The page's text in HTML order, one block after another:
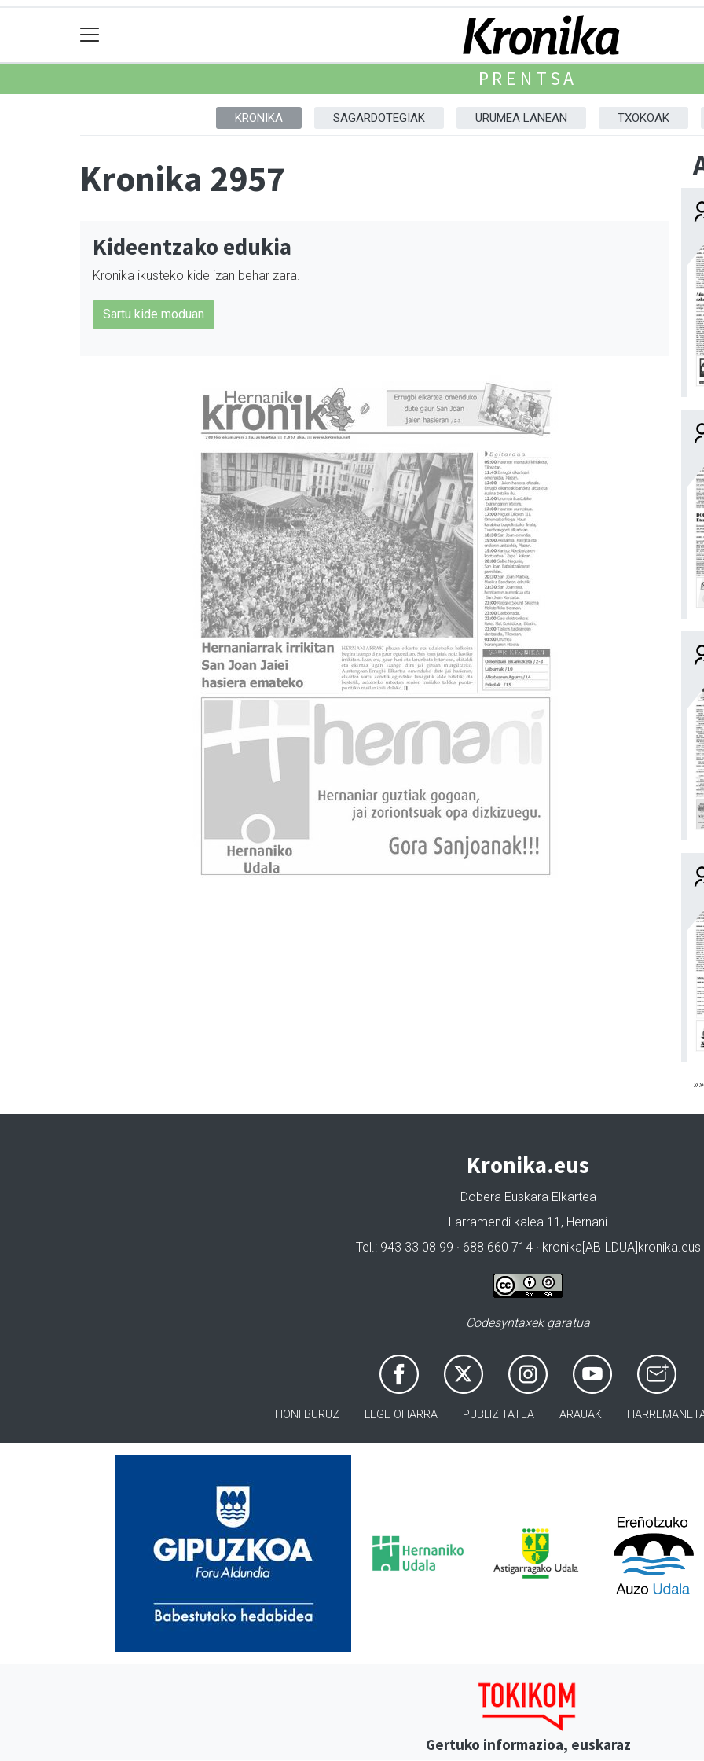
PRENTSA
KRONIKA SAGARDOTEGIAK URUMEA LANEAN TXOKOAK
Kronika 2957
Kideentzako edukia
Kronika ikusteko kide izan behar zara.
Sartu kide moduan
»»
Kronika.eus
Dobera Euskara Elkartea
Larramendi kalea 11, Hernani
Tel.: 943 33 08 99 · 688 660 714 · kronika[ABILDUA]kronika.eus
Codesyntaxek garatua
HONI BURUZ LEGE OHARRA PUBLIZITATEA ARAUAK
Gertuko informazioa, euskaraz